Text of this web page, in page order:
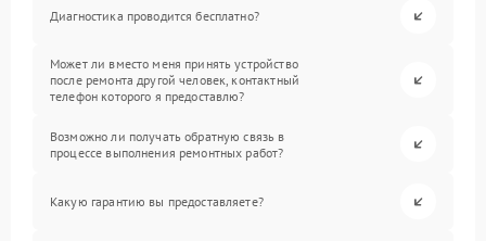
Диагностика проводится бесплатно?
Может ли вместо меня принять устройство
после ремонта другой человек, контактный
телефон которого я предоставлю?
Возможно ли получать обратную связь в
процессе выполнения ремонтных работ?
Какую гарантию вы предоставляете?